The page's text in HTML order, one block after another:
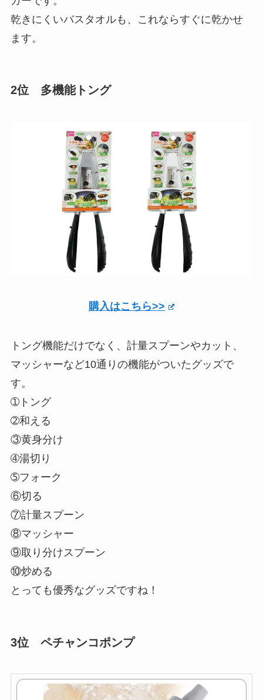
乾きにくいバスタオルも、これならすぐに乾かせ
ます。
2位 多機能トング
購入はこちら>>
トング機能だけでなく、計量スプーンやカット、
マッシャーなど10通りの機能がついたグッズで
す。
➀トング
➁和える
③黄身分け
➃湯切り
➄フォーク
⑥切る
⑦計量スプーン
⑧マッシャー
⑨取り分けスプーン
⑩炒める
とっても優秀なグッズですね！
3位 ペチャンコポンプ